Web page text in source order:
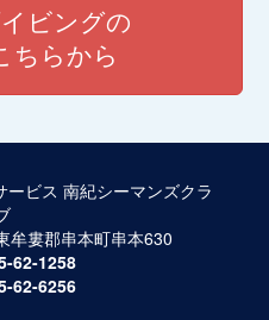
ビングの
ちらから
ビス 南紀シーマンズクラ
牟婁郡串本町串本630
62-1258
62-6256